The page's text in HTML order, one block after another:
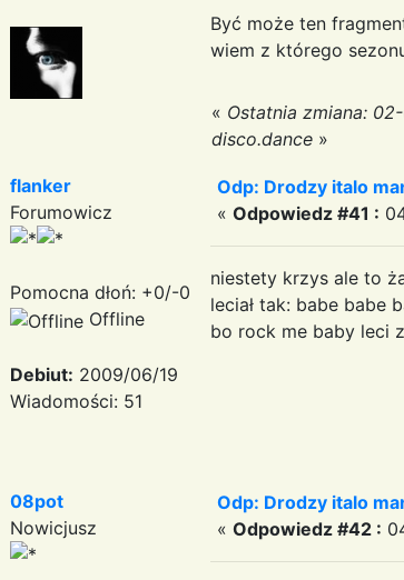
Być może ten
wiem z którego
« Ostatnia zmiana:
disco.dance »
flanker
Forumowicz
Pomocna dłoń: +0/-0
Offline
Debiut: 2009/06/19
Wiadomości: 51
Odp: Drodzy italo
« Odpowiedz #41 :
niestety krzys ale to
leciał tak: babe babe
bo rock me baby leci
08pot
Nowicjusz
Odp: Drodzy italo
« Odpowiedz #42 :